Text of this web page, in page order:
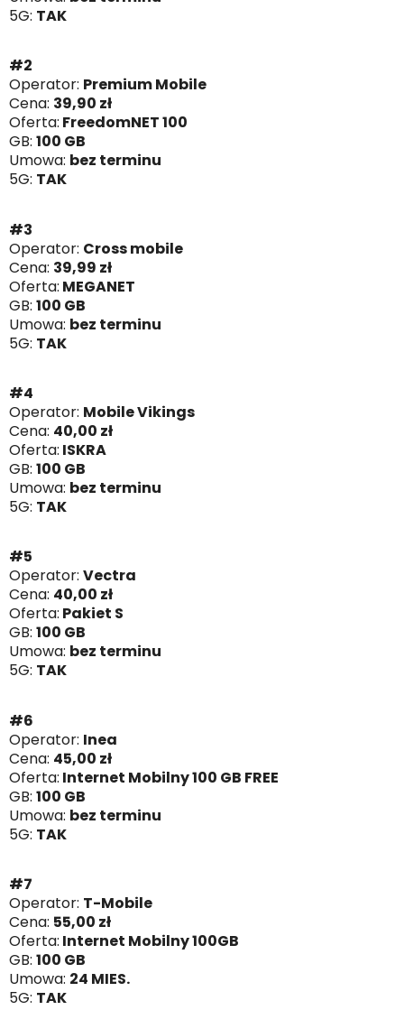
5G: TAK
#2
Operator: Premium Mobile
Cena: 39,90 zł
Oferta: FreedomNET 100
GB: 100 GB
Umowa: bez terminu
5G: TAK
#3
Operator: Cross mobile
Cena: 39,99 zł
Oferta: MEGANET
GB: 100 GB
Umowa: bez terminu
5G: TAK
#4
Operator: Mobile Vikings
Cena: 40,00 zł
Oferta: ISKRA
GB: 100 GB
Umowa: bez terminu
5G: TAK
#5
Operator: Vectra
Cena: 40,00 zł
Oferta: Pakiet S
GB: 100 GB
Umowa: bez terminu
5G: TAK
#6
Operator: Inea
Cena: 45,00 zł
Oferta: Internet Mobilny 100 GB FREE
GB: 100 GB
Umowa: bez terminu
5G: TAK
#7
Operator: T-Mobile
Cena: 55,00 zł
Oferta: Internet Mobilny 100GB
GB: 100 GB
Umowa: 24 MIES.
5G: TAK